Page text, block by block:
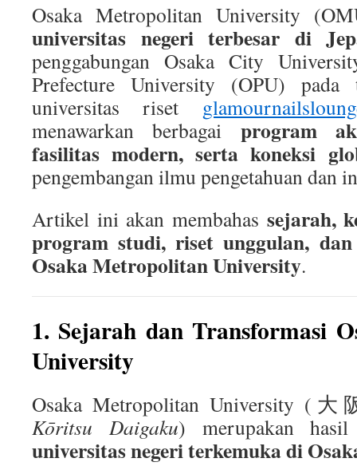
Osaka Metropolitan University
universitas negeri terbesar di
penggabungan Osaka City
Prefecture University (OPU) pada
universitas riset
menawarkan berbagai program
fasilitas modern, serta koneksi
pengembangan ilmu pengetahuan dan
Artikel ini akan membahas sejarah,
program studi, riset unggulan,
Osaka Metropolitan University.
1. Sejarah dan Transformasi
University
Osaka Metropolitan University (
Kōritsu Daigaku) merupakan
universitas negeri terkemuka di